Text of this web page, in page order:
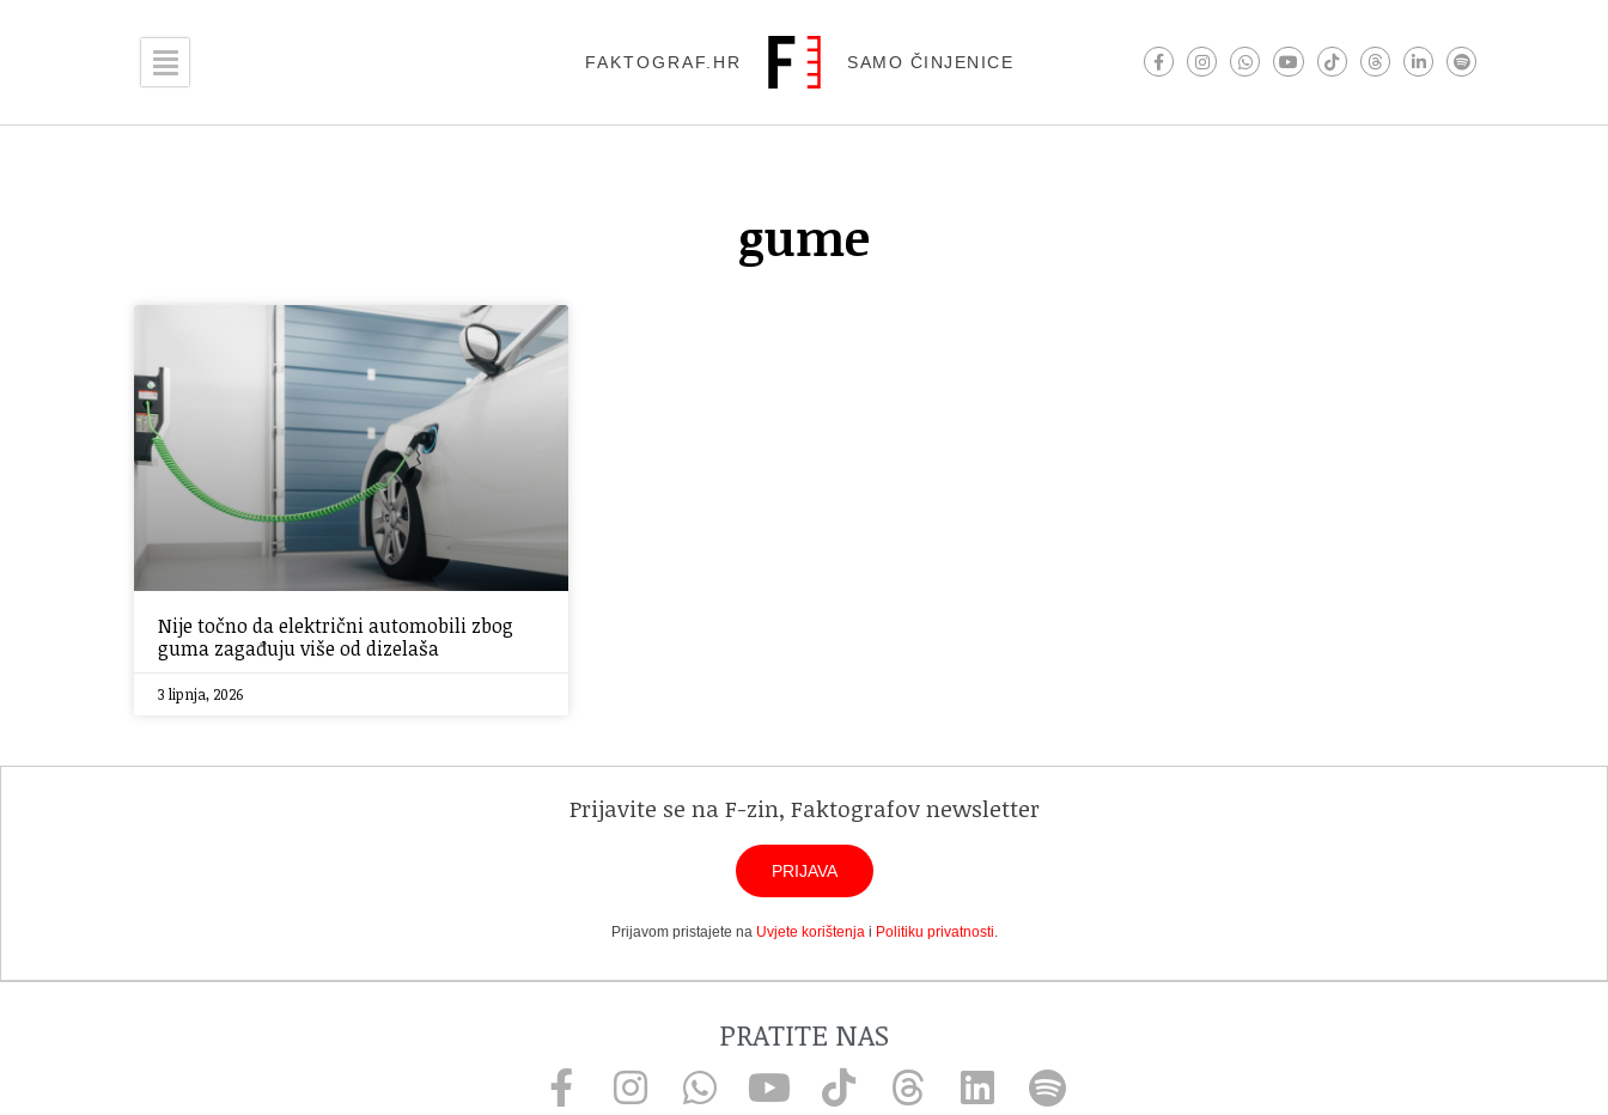
FAKTOGRAF.HR SAMO ČINJENICE
gume
Nije točno da električni automobili zbog
guma zagađuju više od dizelaša
3 lipnja, 2026
Prijavite se na F-zin, Faktografov newsletter
PRIJAVA
Prijavom pristajete na Uvjete korištenjai Politiku privatnosti.
PRATITE NAS